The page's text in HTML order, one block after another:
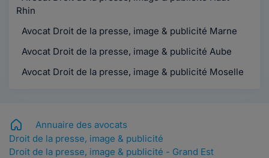
Rhin
Avocat Droit de la presse, image & publicité Marne
Avocat Droit de la presse, image & publicité Aube
Avocat Droit de la presse, image & publicité Moselle
Annuaire des avocats
Droit de la presse, image & publicité
Droit de la presse, image & publicité - Grand Est